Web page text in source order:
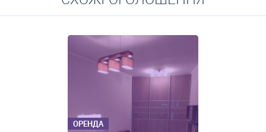
Середні ціни на довготривалу оренду квартир, особняків,
кімнат
ОРЕНДА